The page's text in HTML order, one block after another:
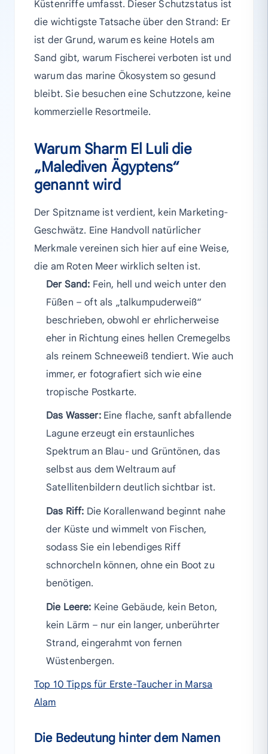
Küstenriffe umfasst. Dieser Schutzstatus ist
die wichtigste Tatsache über den Strand: Er
ist der Grund, warum es keine Hotels am
Sand gibt, warum Fischerei verboten ist und
warum das marine Ökosystem so gesund
bleibt. Sie besuchen eine Schutzzone, keine
kommerzielle Resortmeile.
Warum Sharm El Luli die
„Malediven Ägyptens“
genannt wird
Der Spitzname ist verdient, kein Marketing-
Geschwätz. Eine Handvoll natürlicher
Merkmale vereinen sich hier auf eine Weise,
die am Roten Meer wirklich selten ist.
Der Sand: Fein, hell und weich unter den
Füßen – oft als „talkumpuderweiß“
beschrieben, obwohl er ehrlicherweise
eher in Richtung eines hellen Cremegelbs
als reinem Schneeweiß tendiert. Wie auch
immer, er fotografiert sich wie eine
tropische Postkarte.
Das Wasser:Eine flache, sanft abfallende
Lagune erzeugt ein erstaunliches
Spektrum an Blau- und Grüntönen, das
selbst aus dem Weltraum auf
Satellitenbildern deutlich sichtbar ist.
Das Riff: Die Korallenwand beginnt nahe
der Küste und wimmelt von Fischen,
sodass Sie ein lebendiges Riff
schnorcheln können, ohne ein Boot zu
benötigen.
Die Leere: Keine Gebäude, kein Beton,
kein Lärm – nur ein langer, unberührter
Strand, eingerahmt von fernen
Wüstenbergen.
Top 10 Tipps für Erste-Taucher in Marsa
Alam
Die Bedeutung hinter dem Namen